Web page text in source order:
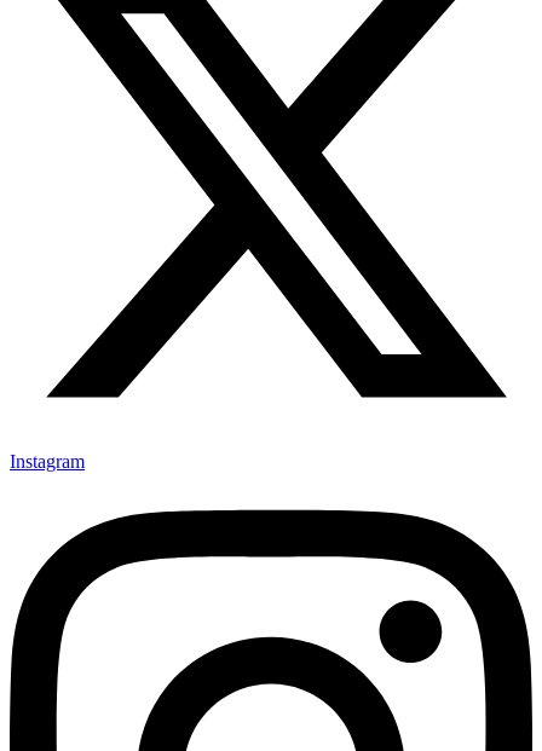
Instagram